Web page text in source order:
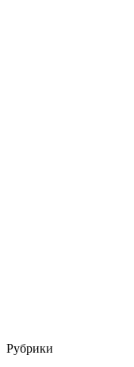
Рубрики